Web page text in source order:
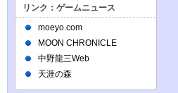
リンク：ゲームニュース
moeyo.com
MOON CHRONICLE
中野龍三Web
天涯の森